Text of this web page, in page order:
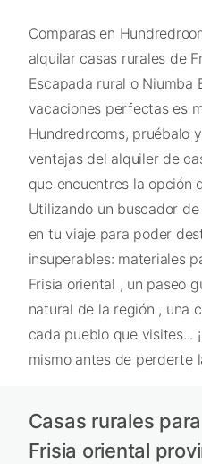
Comparas en
alquilar casas rurales de
Escapada rural o Niumba
vacaciones perfectas es
Hundredrooms, pruébalo
ventajas del alquiler de
que encuentres la opción
Utilizando un buscador
en tu viaje para poder
insuperables: materiales
Frisia oriental , un paseo
natural de la región , una
cada pueblo que visites...
mismo antes de perderte
Casas rurales
Frisia oriental